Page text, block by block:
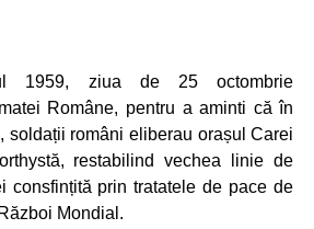
1959, ziua de 25 octombrie
Române, pentru a aminti că în
soldații români eliberau orașul Carei
restabilind vechea linie de
consfințită prin tratatele de pace de
Mondial.